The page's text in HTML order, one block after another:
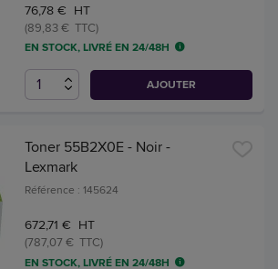
76,78 € HT
(89,83 € TTC)
EN STOCK, LIVRÉ EN 24/48H
AJOUTER
Toner 55B2X0E - Noir -
Lexmark
Référence : 145624
672,71 € HT
(787,07 € TTC)
EN STOCK, LIVRÉ EN 24/48H